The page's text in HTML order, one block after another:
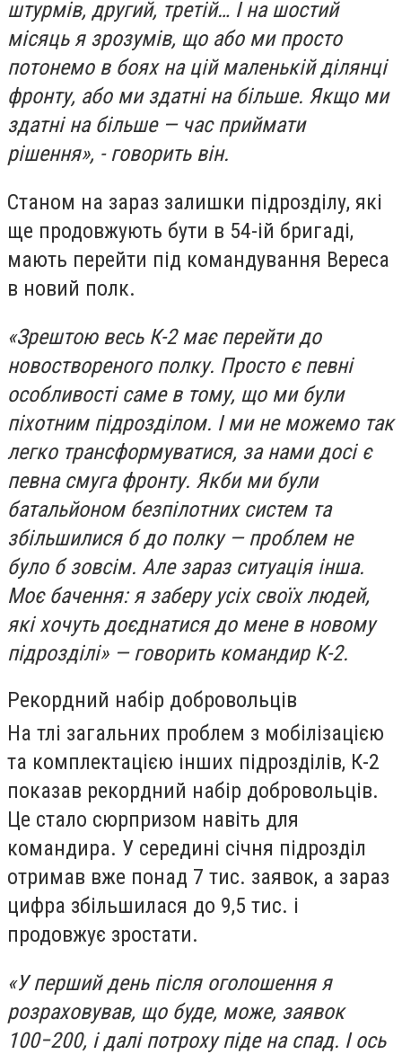
штурмів, другий, третій… І на шостий
місяць я зрозумів, що або ми просто
потонемо в боях на цій маленькій ділянці
фронту, або ми здатні на більше. Якщо ми
здатні на більше — час приймати
рішення», - говорить він.
Станом на зараз залишки підрозділу, які
ще продовжують бути в 54-ій бригаді,
мають перейти під командування Вереса
в новий полк.
«Зрештою весь К-2 має перейти до
новоствореного полку. Просто є певні
особливості саме в тому, що ми були
піхотним підрозділом. І ми не можемо так
легко трансформуватися, за нами досі є
певна смуга фронту. Якби ми були
батальйоном безпілотних систем та
збільшилися б до полку — проблем не
було б зовсім. Але зараз ситуація інша.
Моє бачення: я заберу усіх своїх людей,
які хочуть доєднатися до мене в новому
підрозділі» — говорить командир К-2.
Рекордний набір добровольців
На тлі загальних проблем з мобілізацією
та комплектацією інших підрозділів, К-2
показав рекордний набір добровольців.
Це стало сюрпризом навіть для
командира. У середині січня підрозділ
отримав вже понад 7 тис. заявок, а зараз
цифра збільшилася до 9,5 тис. і
продовжує зростати.
«У перший день після оголошення я
розраховував, що буде, може, заявок
100−200, і далі потроху піде на спад. І ось